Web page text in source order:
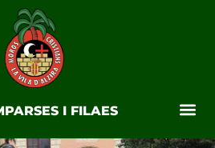
I FILAES